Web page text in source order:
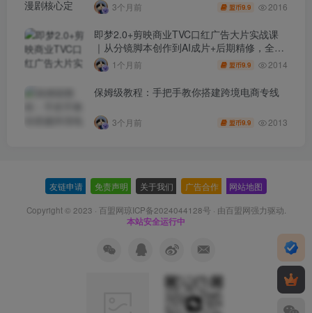
3个月前 盟币9.9 2016
即梦2.0+剪映商业TVC口红广告大片实战课
｜从分镜脚本创作到AI成片+后期精修，全流
程打造品牌级产品广告
1个月前 盟币9.9 2014
保姆级教程：手把手教你搭建跨境电商专线
3个月前 盟币9.9 2013
友链申请 免责声明 关于我们 广告合作 网站地图
Copyright © 2023 · 百盟网琼ICP备2024044128号 · 由百盟网强力驱动.
本站安全运行中